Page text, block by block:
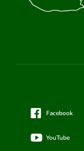
Facebook
YouTube